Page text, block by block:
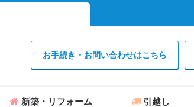
お手続き・お問い合わせはこちら
新築・リフォーム 引越し